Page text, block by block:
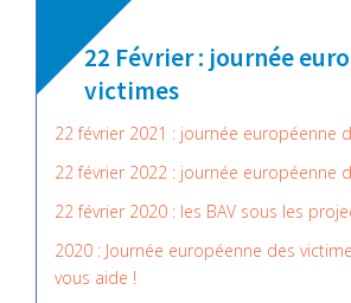
22 Février : journée
victimes
22 février 2021 : journée européenne
22 février 2022 : journée européenne
22 février 2020 : les BAV sous les
2020 : Journée européenne des
vous aide !